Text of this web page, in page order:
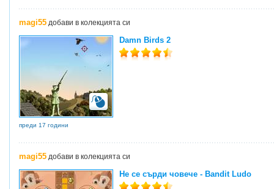
magi55 добави в колекцията си
Damn Birds 2
преди 17 години
magi55 добави в колекцията си
Не се сърди човече - Bandit Ludo